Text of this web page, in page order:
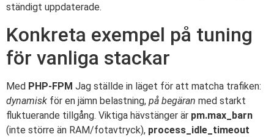
ständigt uppdaterade.
Konkreta exempel på tuning
för vanliga stackar
Med PHP-FPM Jag ställde in läget för att matcha trafiken:
dynamisk för en jämn belastning, på begäran med starkt
fluktuerande tillgång. Viktiga hävstänger är pm.max_barn
(inte större än RAM/fotavtryck), process_idle_timeout